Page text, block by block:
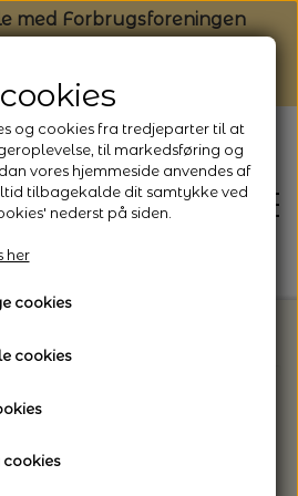
med Forbrugsforeningen
og cookies fra tredjeparter til at
til markedsføring og
vores hjemmeside anvendes af
tilbagekalde dit samtykke ved
nederst på siden.
her
cookies
cookies